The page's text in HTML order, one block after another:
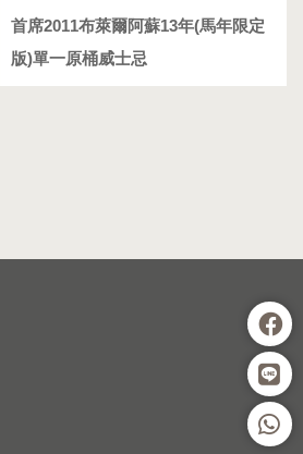
首席2011布萊爾阿蘇13年(馬年限定
版)單一原桶威士忌